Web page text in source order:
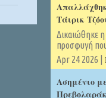
Τάιρικ
Δικαιώθηκε
προσφυγή
Apr 24 2026 |
Ασημένιο